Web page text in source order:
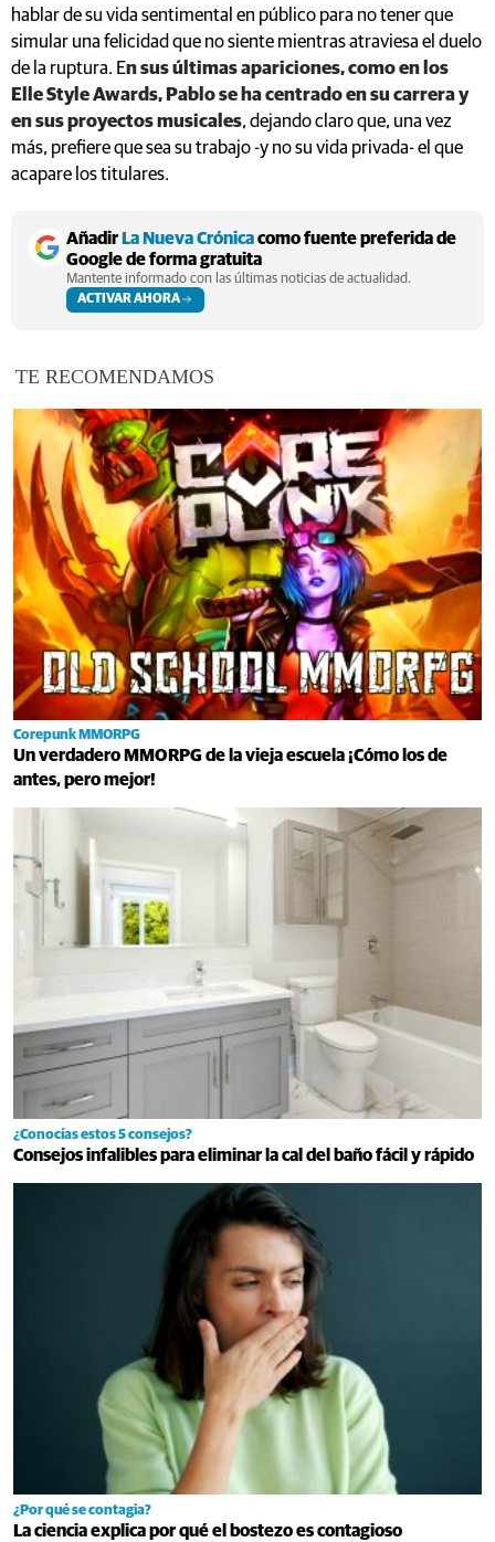
hablar de su vida sentimental en público para no tener que
simular una felicidad que no siente mientras atraviesa el duelo
de la ruptura. En sus últimas apariciones, como en los
Elle Style Awards, Pablo se ha centrado en su carrera y
en sus proyectos musicales, dejando claro que, una vez
más, prefiere que sea su trabajo -y no su vida privada- el que
acapare los titulares.
Añadir La Nueva Crónicacomo fuente preferida de
Google de forma gratuita
Mantente informado con las últimas noticias de actualidad.
ACTIVAR AHORA
TE RECOMENDAMOS
Corepunk MMORPG
Un verdadero MMORPG de la vieja escuela ¡Cómo los de
antes, pero mejor!
¿Conocías estos 5 consejos?
Consejos infalibles para eliminar la cal del baño fácil y rápido
¿Por qué se contagia?
La ciencia explica por qué el bostezo es contagioso